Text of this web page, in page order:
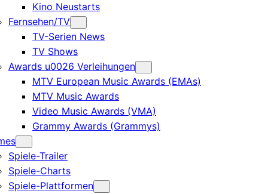
Kino Neustarts
Fernsehen/TV
TV-Serien News
TV Shows
Awards u0026 Verleihungen
MTV European Music Awards (EMAs)
MTV Music Awards
Video Music Awards (VMA)
Grammy Awards (Grammys)
Spiele-Trailer
Spiele-Charts
Spiele-Plattformen